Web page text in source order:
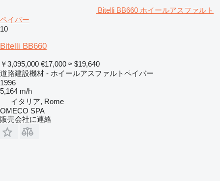
Bitelli BB660 ホイールアスファルト
ペイバー
10
Bitelli BB660
￥3,095,000 €17,000 ≈ $19,640
道路建設機材 - ホイールアスファルトペイバー
1996
5,164 m/h
イタリア, Rome
OMECO SPA
販売会社に連絡